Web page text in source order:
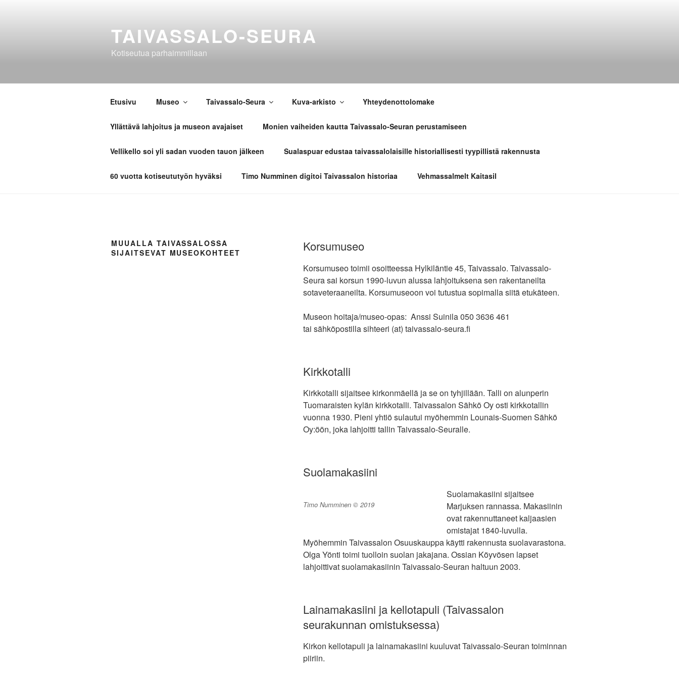
TAIVASSALO-SEURA
Kotiseutua parhaimmillaan
Etusivu Museo Taivassalo-Seura Kuva-arkisto Yhteydenottolomake
Yllättävä lahjoitus ja museon avajaiset Monien vaiheiden kautta Taivassalo-Seuran perustamiseen
Vellikello soi yli sadan vuoden tauon jälkeen Sualaspuar edustaa taivassalolaisille historiallisesti tyypillistä rakennusta
60 vuotta kotiseututyön hyväksi Timo Numminen digitoi Taivassalon historiaa Vehmassalmelt Kaitasil
MUUALLA TAIVASSALOSSA
SIJAITSEVAT MUSEOKOHTEET
Korsumuseo
Korsumuseo toimii osoitteessa Hylkiläntie 45, Taivassalo. Taivassalo-
Seura sai korsun 1990-luvun alussa lahjoituksena sen rakentaneilta
sotaveteraaneilta. Korsumuseoon voi tutustua sopimalla siitä etukäteen.
Museon hoitaja/museo-opas: Anssi Suinila 050 3636 461
tai sähköpostilla sihteeri (at) taivassalo-seura.fi
Kirkkotalli
Kirkkotalli sijaitsee kirkonmäellä ja se on tyhjillään. Talli on alunperin
Tuomaraisten kylän kirkkotalli. Taivassalon Sähkö Oy osti kirkkotallin
vuonna 1930. Pieni yhtiö sulautui myöhemmin Lounais-Suomen Sähkö
Oy:öön, joka lahjoitti tallin Taivassalo-Seuralle.
Suolamakasiini
Timo Numminen © 2019
Suolamakasiini sijaitsee
Marjuksen rannassa. Makasiinin
ovat rakennuttaneet kaljaasien
omistajat 1840-luvulla.
Myöhemmin Taivassalon Osuuskauppa käytti rakennusta suolavarastona.
Olga Yönti toimi tuolloin suolan jakajana. Ossian Köyvösen lapset
lahjoittivat suolamakasiinin Taivassalo-Seuran haltuun 2003.
Lainamakasiini ja kellotapuli (Taivassalon
seurakunnan omistuksessa)
Kirkon kellotapuli ja lainamakasiini kuuluvat Taivassalo-Seuran toiminnan
piiriin.